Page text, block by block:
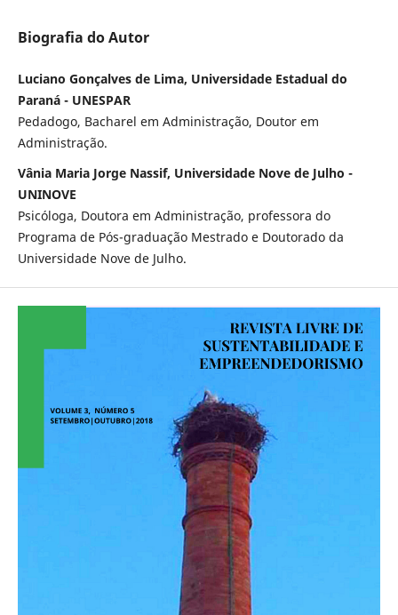
Biografia do Autor
Luciano Gonçalves de Lima, Universidade Estadual do
Paraná - UNESPAR
Pedadogo, Bacharel em Administração, Doutor em
Administração.
Vânia Maria Jorge Nassif, Universidade Nove de Julho -
UNINOVE
Psicóloga, Doutora em Administração, professora do
Programa de Pós-graduação Mestrado e Doutorado da
Universidade Nove de Julho.